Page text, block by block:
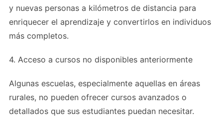
y nuevas personas a kilómetros de distancia para
enriquecer el aprendizaje y convertirlos en individuos
más completos.
4. Acceso a cursos no disponibles anteriormente
Algunas escuelas, especialmente aquellas en áreas
rurales, no pueden ofrecer cursos avanzados o
detallados que sus estudiantes puedan necesitar.